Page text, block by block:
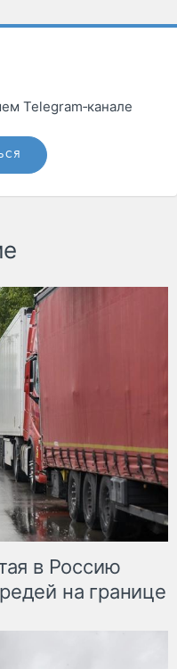
Telegram‑канале
в Россию
на границе